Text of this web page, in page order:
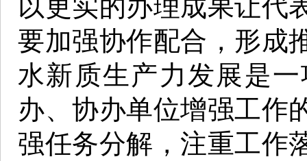
以更实的办理成果让代
要加强协作配合，形成
水新质生产力发展是
办、协办单位增强工作
强任务分解，注重工作